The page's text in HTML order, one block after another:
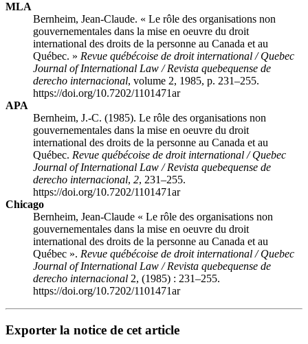
MLA
Bernheim, Jean-Claude. « Le rôle des organisations non
gouvernementales dans la mise en oeuvre du droit
international des droits de la personne au Canada et au
Québec. » Revue québécoise de droit international / Quebec
Journal of International Law / Revista quebequense de
derecho internacional, volume 2, 1985, p. 231–255.
https://doi.org/10.7202/1101471ar
APA
Bernheim, J.-C. (1985). Le rôle des organisations non
gouvernementales dans la mise en oeuvre du droit
international des droits de la personne au Canada et au
Québec. Revue québécoise de droit international / Quebec
Journal of International Law / Revista quebequense de
derecho internacional, 2, 231–255.
https://doi.org/10.7202/1101471ar
Chicago
Bernheim, Jean-Claude « Le rôle des organisations non
gouvernementales dans la mise en oeuvre du droit
international des droits de la personne au Canada et au
Québec ». Revue québécoise de droit international / Quebec
Journal of International Law / Revista quebequense de
derecho internacional 2, (1985) : 231–255.
https://doi.org/10.7202/1101471ar
Exporter la notice de cet article